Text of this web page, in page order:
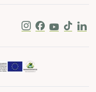
Instagram
Facebook
Youtube
Tik Tok